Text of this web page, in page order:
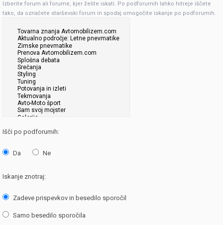
Izberite forum ali forume, kjer želite iskati. Po podforumih lahko hitreje iščete
tako, da označete starševski forum in spodaj omogočite iskanje po podforumih.
Išči po podforumih:
Da Ne
Iskanje znotraj:
Zadeve prispevkov in besedilo sporočil
Samo besedilo sporočila